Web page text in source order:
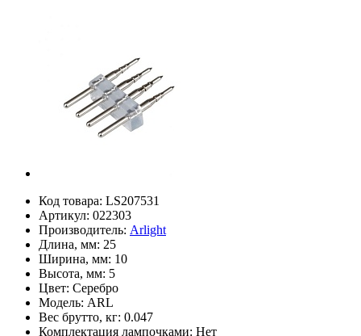
Код товара: LS207531
Артикул: 022303
Производитель: Arlight
Длина, мм: 25
Ширина, мм: 10
Высота, мм: 5
Цвет: Серебро
Модель: ARL
Вес брутто, кг: 0.047
Комплектация лампочками: Нет